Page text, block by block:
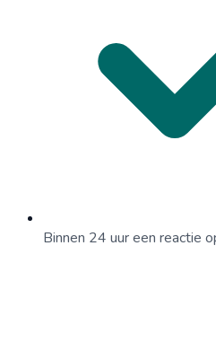
Binnen 24 uur een reactie